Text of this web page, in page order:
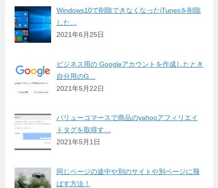
Windows10で削除できなくなったiTunesを削除
した…
2021年6月25日
ビジネス用の Googleアカウントを作成したとき
自分用のG…
2021年5月22日
バリューコマースで商品のyahooアフィリエイ
トタグを取得す…
2021年5月1日
同じページの途中や別のサイトや別ページに飛
ばす方法！